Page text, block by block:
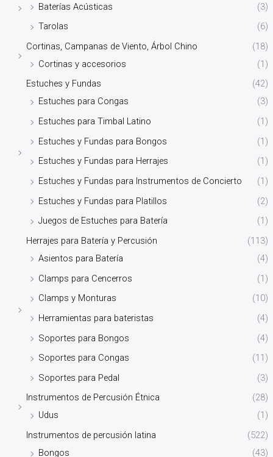
Baterías Acústicas
(3)
Tarolas
(6)
Cortinas, Campanas de Viento, Árbol Chino
(18)
Cortinas y accesorios
(1)
Estuches y Fundas
(42)
Estuches para Congas
(3)
Estuches para Timbal Latino
(1)
Estuches y Fundas para Bongos
(1)
Estuches y Fundas para Herrajes
(1)
Estuches y Fundas para Instrumentos de Concierto
(1)
Estuches y Fundas para Platillos
(2)
Juegos de Estuches para Batería
(1)
Herrajes para Batería y Percusión
(113)
Asientos para Batería
(4)
Clamps para Cencerros
(1)
Clamps y Monturas
(10)
Herramientas para bateristas
(4)
Soportes para Bongos
(4)
Soportes para Congas
(11)
Soportes para Pedal
(3)
Instrumentos de Percusión Étnica
(28)
Udus
(1)
Instrumentos de percusión latina
(522)
Bongos
(43)